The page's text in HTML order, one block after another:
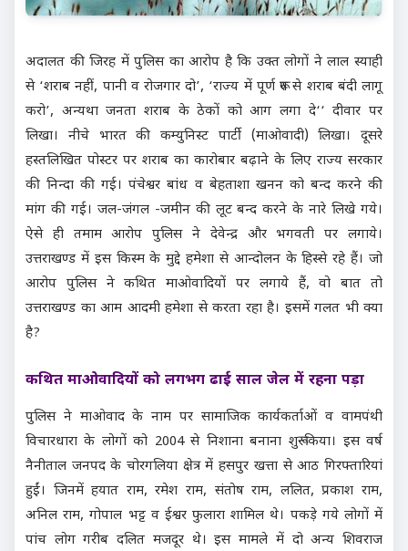
अदालत की जिरह में पुलिस का आरोप है कि उक्त लोगों ने लाल स्याही
से ‘शराब नहीं, पानी व रोजगार दो’, ‘राज्य में पूर्ण रूप से शराब बंदी लागू
करो’, अन्यथा जनता शराब के ठेकों को आग लगा दे‘‘ दीवार पर
लिखा। नीचे भारत की कम्युनिस्ट पार्टी (माओवादी) लिखा। दूसरे
हस्तलिखित पोस्टर पर शराब का कारोबार बढ़ाने के लिए राज्य सरकार
की निन्दा की गई। पंचेश्वर बांध व बेहताशा खनन को बन्द करने की
मांग की गई। जल-जंगल -जमीन की लूट बन्द करने के नारे लिखे गये।
ऐसे ही तमाम आरोप पुलिस ने देवेन्द्र और भगवती पर लगाये।
उत्तराखण्ड में इस किस्म के मुद्दे हमेशा से आन्दोलन के हिस्से रहे हैं। जो
आरोप पुलिस ने कथित माओवादियों पर लगाये हैं, वो बात तो
उत्तराखण्ड का आम आदमी हमेशा से करता रहा है। इसमें गलत भी क्या
है?
कथित माओवादियों को लगभग ढाई साल जेल में रहना पड़ा
पुलिस ने माओवाद के नाम पर सामाजिक कार्यकर्ताओं व वामपंथी
विचारधारा के लोगों को 2004 से निशाना बनाना शुरू किया। इस वर्ष
नैनीताल जनपद के चोरगलिया क्षेत्र में हसपुर खत्ता से आठ गिरफ्तारियां
हुईं। जिनमें हयात राम, रमेश राम, संतोष राम, ललित, प्रकाश राम,
अनिल राम, गोपाल भट्ट व ईश्वर फुलारा शामिल थे। पकड़े गये लोगों में
पांच लोग गरीब दलित मजदूर थे। इस मामले में दो अन्य शिवराज